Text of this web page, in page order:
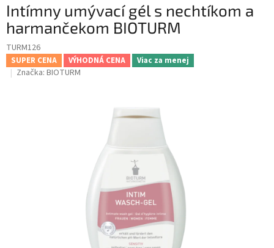
Intímny umývací gél s nechtíkom a
harmančekom BIOTURM
TURM126
SUPER CENA VÝHODNÁ CENA Viac za menej
Značka: BIOTURM